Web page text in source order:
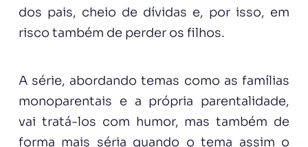
dos pais, cheio de dívidas e, por isso, em
risco também de perder os filhos.
A série, abordando temas como as famílias
monoparentais e a própria parentalidade,
vai tratá-los com humor, mas também de
forma mais séria quando o tema assim o